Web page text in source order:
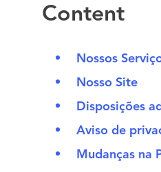
Content
Nossos
Nosso Site
Disposições
Aviso de
Mudanças na